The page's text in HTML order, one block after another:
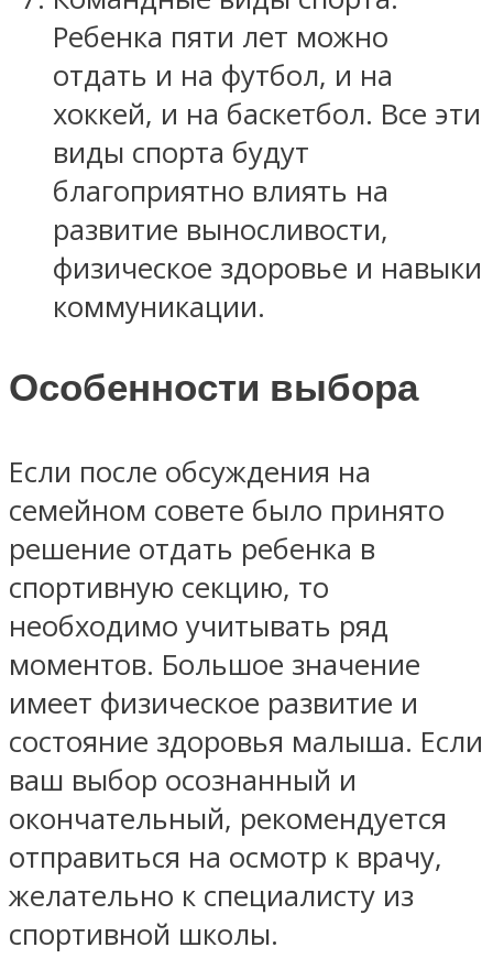
Ребенка пяти лет можно
отдать и на футбол, и на
хоккей, и на баскетбол. Все эти
виды спорта будут
благоприятно влиять на
развитие выносливости,
физическое здоровье и навыки
коммуникации.
Особенности выбора
Если после обсуждения на
семейном совете было принято
решение отдать ребенка в
спортивную секцию, то
необходимо учитывать ряд
моментов. Большое значение
имеет физическое развитие и
состояние здоровья малыша. Если
ваш выбор осознанный и
окончательный, рекомендуется
отправиться на осмотр к врачу,
желательно к специалисту из
спортивной школы.